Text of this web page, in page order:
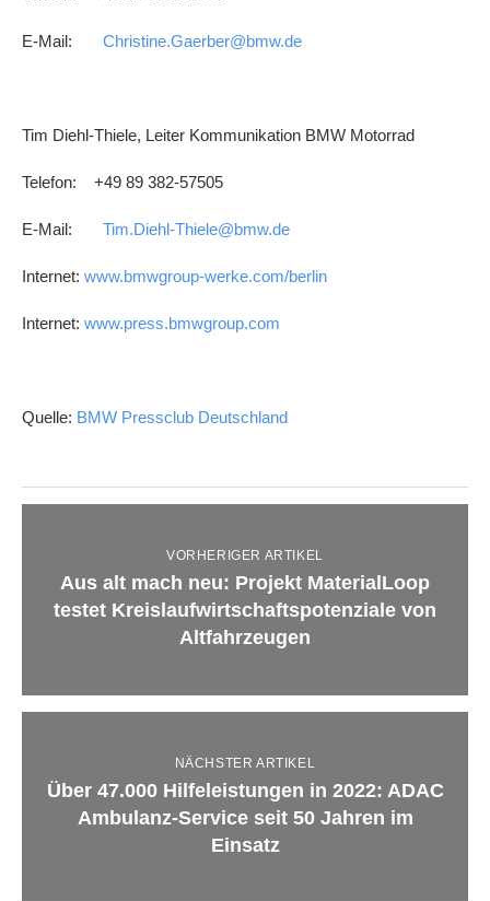
E-Mail: Christine.Gaerber@bmw.de
Tim Diehl-Thiele, Leiter Kommunikation BMW Motorrad
Telefon: +49 89 382-57505
E-Mail: Tim.Diehl-Thiele@bmw.de
Internet: www.bmwgroup-werke.com/berlin
Internet: www.press.bmwgroup.com
Quelle: BMW Pressclub Deutschland
VORHERIGER ARTIKEL
Aus alt mach neu: Projekt MaterialLoop
testet Kreislaufwirtschaftspotenziale von
Altfahrzeugen
NÄCHSTER ARTIKEL
Über 47.000 Hilfeleistungen in 2022: ADAC
Ambulanz-Service seit 50 Jahren im
Einsatz